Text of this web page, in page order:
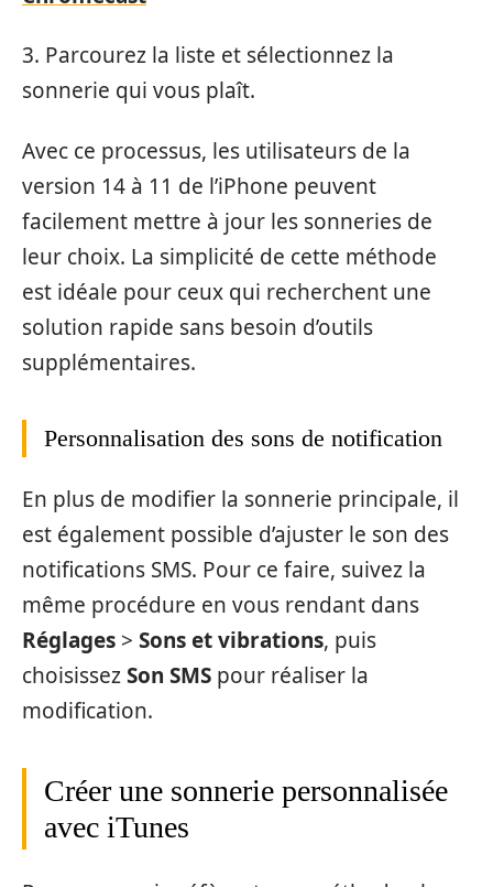
3. Parcourez la liste et sélectionnez la
sonnerie qui vous plaît.
Avec ce processus, les utilisateurs de la
version 14 à 11 de l’iPhone peuvent
facilement mettre à jour les sonneries de
leur choix. La simplicité de cette méthode
est idéale pour ceux qui recherchent une
solution rapide sans besoin d’outils
supplémentaires.
Personnalisation des sons de notification
En plus de modifier la sonnerie principale, il
est également possible d’ajuster le son des
notifications SMS. Pour ce faire, suivez la
même procédure en vous rendant dans
Réglages > Sons et vibrations, puis
choisissezSon SMS pour réaliser la
modification.
Créer une sonnerie personnalisée
avec iTunes